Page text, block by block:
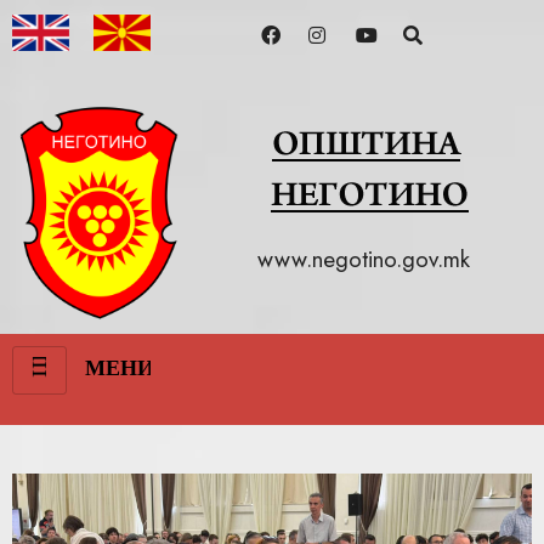
www.negotino.gov.mk
МЕНИ
III